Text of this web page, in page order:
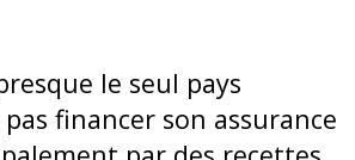
le seul pays
pas financer son assurance